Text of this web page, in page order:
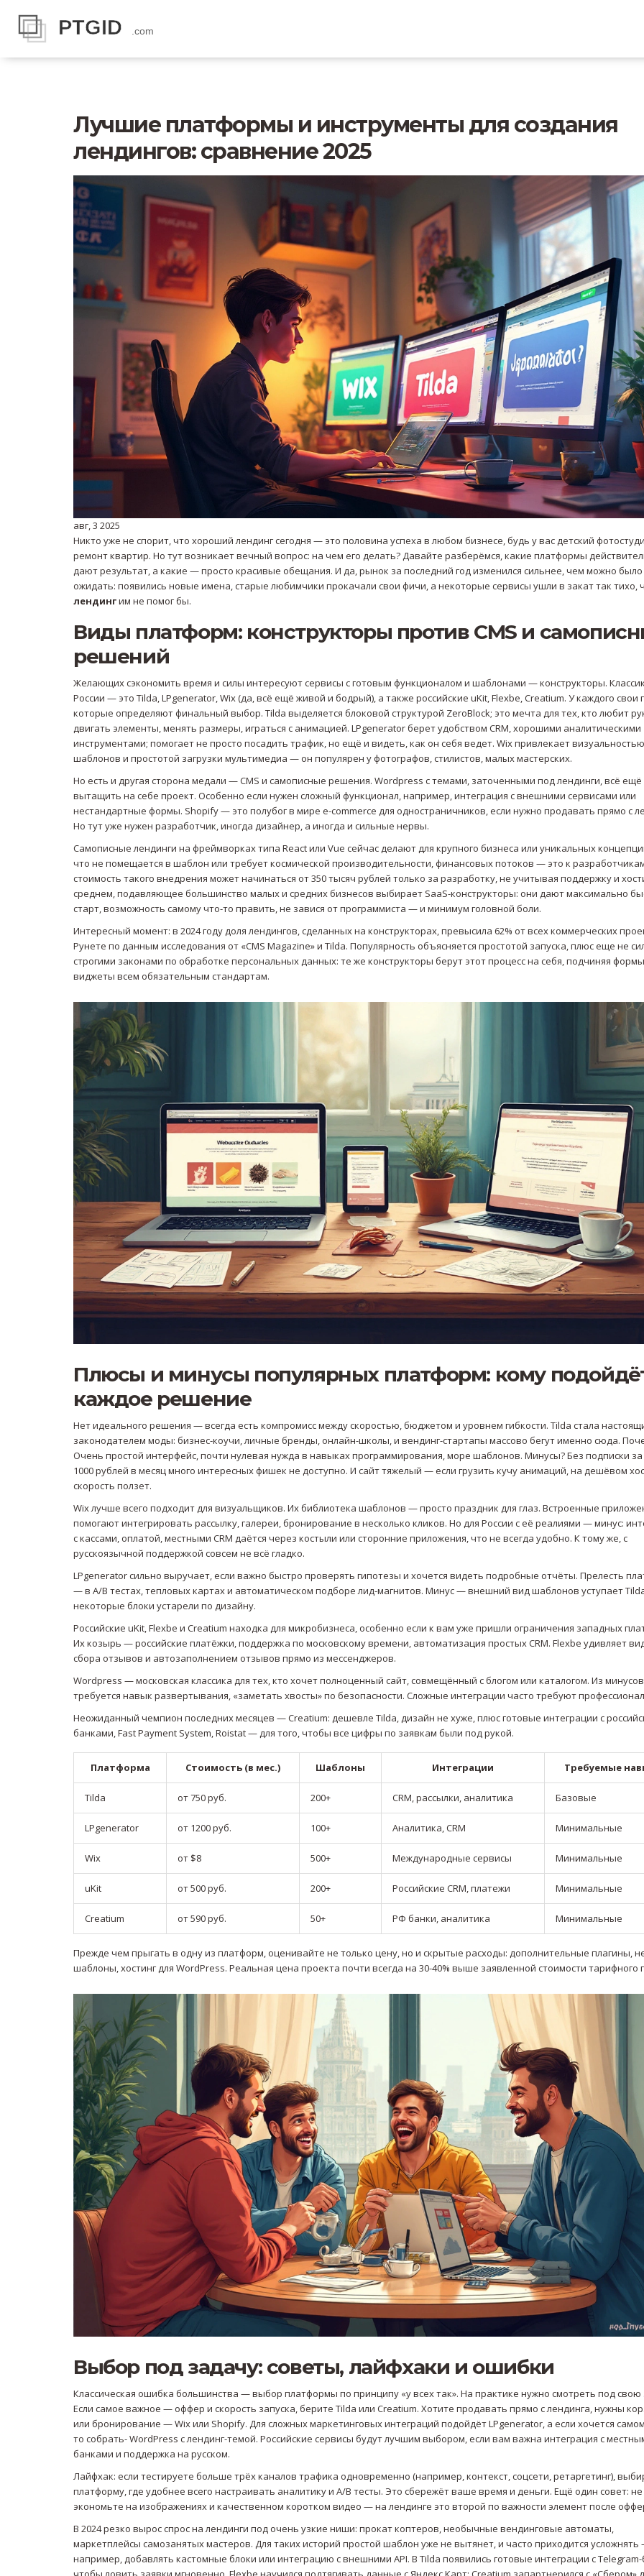
Лучшие платформы и инструменты для создания
лендингов: сравнение 2025
авг, 3 2025
Никто уже не спорит, что хороший лендинг сегодня — это половина успеха в любом бизнесе, будь у вас детский
ремонт квартир. Но тут возникает вечный вопрос: на чем его делать? Давайте разберёмся, какие платформы
дают результат, а какие — просто красивые обещания. И да, рынок за последний год изменился сильнее, чем можно было
ожидать: появились новые имена, старые любимчики прокачали свои фичи, а некоторые сервисы ушли в закат так тихо,
лендингим не помог бы.
Виды платформ: конструкторы против CMS и
решений
Желающих сэкономить время и силы интересуют сервисы с готовым функционалом и шаблонами — конструкторы.
России — это Tilda, LPgenerator, Wix (да, всё ещё живой и бодрый), а также российские uKit, Flexbe, Creatium. У каждого свои
которые определяют финальный выбор. Tilda выделяется блоковой структурой ZeroBlock; это мечта для тех, кто любит
двигать элементы, менять размеры, играться с анимацией. LPgenerator берет удобством CRM, хорошими аналитическими
инструментами; помогает не просто посадить трафик, но ещё и видеть, как он себя ведет. Wix привлекает визуальностью
шаблонов и простотой загрузки мультимедиа — он популярен у фотографов, стилистов, малых мастерских.
Но есть и другая сторона медали — CMS и самописные решения. Wordpress с темами, заточенными под лендинги, всё
вытащить на себе проект. Особенно если нужен сложный функционал, например, интеграция с внешними сервисами или
нестандартные формы. Shopify — это полубог в мире e-commerce для одностраничников, если нужно продавать прямо с
Но тут уже нужен разработчик, иногда дизайнер, а иногда и сильные нервы.
Самописные лендинги на фреймворках типа React или Vue сейчас делают для крупного бизнеса или уникальных
что не помещается в шаблон или требует космической производительности, финансовых потоков — это к
стоимость такого внедрения может начинаться от 350 тысяч рублей только за разработку, не учитывая поддержку и
среднем, подавляющее большинство малых и средних бизнесов выбирает SaaS-конструкторы: они дают максимально
старт, возможность самому что-то править, не завися от программиста — и минимум головной боли.
Интересный момент: в 2024 году доля лендингов, сделанных на конструкторах, превысила 62% от всех коммерческих
Рунете по данным исследования от «CMS Magazine» и Tilda. Популярность объясняется простотой запуска, плюс еще не
строгими законами по обработке персональных данных: те же конструкторы берут этот процесс на себя, подчиняя
виджеты всем обязательным стандартам.
Плюсы и минусы популярных платформ: кому
каждое решение
Нет идеального решения — всегда есть компромисс между скоростью, бюджетом и уровнем гибкости. Tilda стала
законодателем моды: бизнес-коучи, личные бренды, онлайн-школы, и вендинг-стартапы массово бегут именно сюда.
Очень простой интерфейс, почти нулевая нужда в навыках программирования, море шаблонов. Минусы? Без подписки за
1000 рублей в месяц много интересных фишек не доступно. И сайт тяжелый — если грузить кучу анимаций, на дешёвом
скорость ползет.
Wix лучше всего подходит для визуальщиков. Их библиотека шаблонов — просто праздник для глаз. Встроенные
помогают интегрировать рассылку, галереи, бронирование в несколько кликов. Но для России с её реалиями — минус:
с кассами, оплатой, местными CRM даётся через костыли или сторонние приложения, что не всегда удобно. К тому же, с
русскоязычной поддержкой совсем не всё гладко.
LPgenerator сильно выручает, если важно быстро проверять гипотезы и хочется видеть подробные отчёты. Прелесть
— в A/B тестах, тепловых картах и автоматическом подборе лид-магнитов. Минус — внешний вид шаблонов уступает
некоторые блоки устарели по дизайну.
Российские uKit, Flexbe и Creatium находка для микробизнеса, особенно если к вам уже пришли ограничения западных
Их козырь — российские платёжки, поддержка по московскому времени, автоматизация простых CRM. Flexbe удивляет
сбора отзывов и автозаполнением отзывов прямо из мессенджеров.
Wordpress — московская классика для тех, кто хочет полноценный сайт, совмещённый с блогом или каталогом. Из
требуется навык развертывания, «заметать хвосты» по безопасности. Сложные интеграции часто требуют
Неожиданный чемпион последних месяцев — Creatium: дешевле Tilda, дизайн не хуже, плюс готовые интеграции с
банками, Fast Payment System, Roistat — для того, чтобы все цифры по заявкам были под рукой.
Платформа Стоимость (в мес.) Шаблоны Интеграции Требуемые
Tilda от 750 руб. 200+ CRM, рассылки, аналитика Базовые
LPgenerator от 1200 руб. 100+ Аналитика, CRM Минимальные
Wix от $8 500+ Международные сервисы Минимальные
uKit от 500 руб. 200+ Российские CRM, платежи Минимальные
Creatium от 590 руб. 50+ РФ банки, аналитика Минимальные
Прежде чем прыгать в одну из платформ, оценивайте не только цену, но и скрытые расходы: дополнительные плагины,
шаблоны, хостинг для WordPress. Реальная цена проекта почти всегда на 30-40% выше заявленной стоимости тарифного
Выбор под задачу: советы, лайфхаки и ошибки
Классическая ошибка большинства — выбор платформы по принципу «у всех так». На практике нужно смотреть под свою
Если самое важное — оффер и скорость запуска, берите Tilda или Creatium. Хотите продавать прямо с лендинга, нужны
или бронирование — Wix или Shopify. Для сложных маркетинговых интеграций подойдёт LPgenerator, а если хочется
то собрать- WordPress с лендинг-темой. Российские сервисы будут лучшим выбором, если вам важна интеграция с
банками и поддержка на русском.
Лайфхак: если тестируете больше трёх каналов трафика одновременно (например, контекст, соцсети, ретаргетинг),
платформу, где удобнее всего настраивать аналитику и A/B тесты. Это сбережёт ваше время и деньги. Ещё один совет: не
экономьте на изображениях и качественном коротком видео — на лендинге это второй по важности элемент после
В 2024 резко вырос спрос на лендинги под очень узкие ниши: прокат коптеров, необычные вендинговые автоматы,
маркетплейсы самозанятых мастеров. Для таких историй простой шаблон уже не вытянет, и часто приходится
например, добавлять кастомные блоки или интеграцию с внешними API. В Tilda появились готовые интеграции с